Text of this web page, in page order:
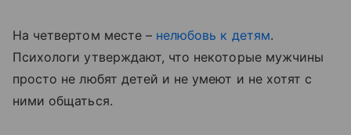
На четвертом месте – нелюбовь к детям.
Психологи утверждают, что некоторые мужчины
просто не любят детей и не умеют и не хотят с
ними общаться.